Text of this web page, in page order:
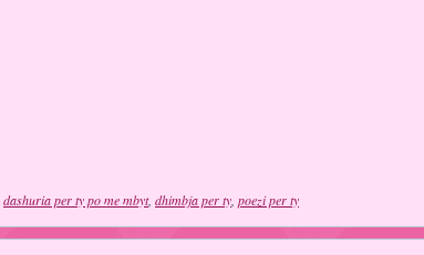
dashuria per ty po me mbyt, dhimbja per ty poezi per ty